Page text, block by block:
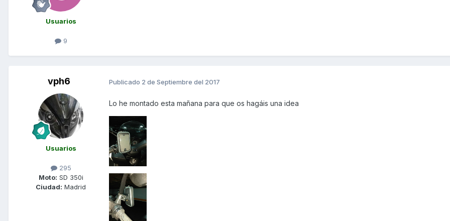
Usuarios
9
vph6
Usuarios
295
Moto: SD 350i
Ciudad: Madrid
Publicado 2 de Septiembre del 2017
Lo he montado esta mañana para que os hagáis una idea